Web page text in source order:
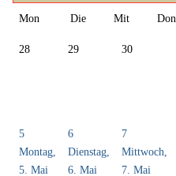
Mon Die Mit Don
28 29 30
5
Montag,
5. Mai
6
Dienstag,
6. Mai
7
Mittwoch,
7. Mai